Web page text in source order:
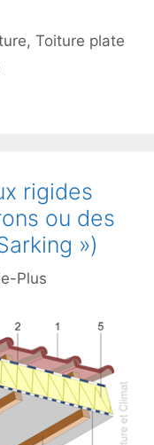
,Toiture plate
rigides
ou des
»)
Plus